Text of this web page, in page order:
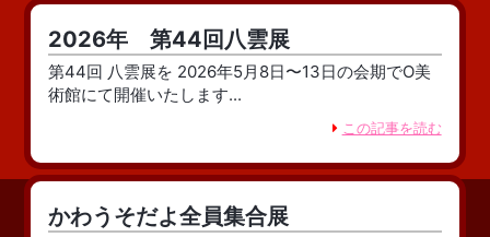
2026年 第44回八雲展
第44回 八雲展を 2026年5月8日〜13日の会期でO美
術館にて開催いたします...
この記事を読む
かわうそだよ全員集合展